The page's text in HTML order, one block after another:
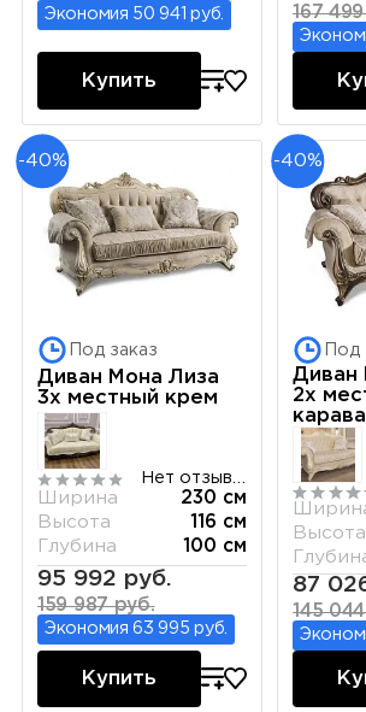
Экономия 50 941 руб.
Купить
167
-40%
Под заказ
Диван Мона Лиза
3х местный крем
Ширина
230 см
Высота
116 см
Глубина
100 см
95 992 руб.
159 987 руб.
Экономия 63 995 руб.
Купить
-40%
Под
Диван
2х
Высота
87
145